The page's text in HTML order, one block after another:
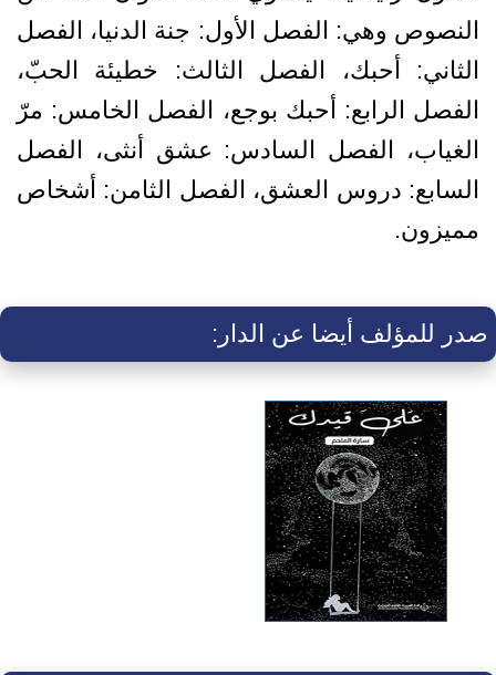
النصوص وهي: الفصل الأول: جنة الدنيا، الفصل
الثاني: أحبك، الفصل الثالث: خطيئة الحبّ،
الفصل الرابع: أحبك بوجع، الفصل الخامس: مرّ
الغياب، الفصل السادس: عشق أنثى، الفصل
السابع: دروس العشق، الفصل الثامن: أشخاص
مميزون.
صدر للمؤلف أيضا عن الدار: